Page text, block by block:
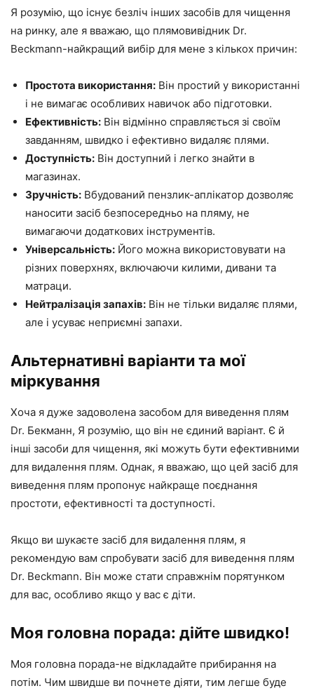
Я розумію, що існує безліч інших засобів для чищення
на ринку, але я вважаю, що плямовивідник Dr.
Beckmann-найкращий вибір для мене з кількох причин:
Простота використання: Він простий у використанні
і не вимагає особливих навичок або підготовки.
Ефективність: Він відмінно справляється зі своїм
завданням, швидко і ефективно видаляє плями.
Доступність: Він доступний і легко знайти в
магазинах.
Зручність: Вбудований пензлик-аплікатор дозволяє
наносити засіб безпосередньо на пляму, не
вимагаючи додаткових інструментів.
Універсальність: Його можна використовувати на
різних поверхнях, включаючи килими, дивани та
матраци.
Нейтралізація запахів: Він не тільки видаляє плями,
але і усуває неприємні запахи.
Альтернативні варіанти та мої
міркування
Хоча я дуже задоволена засобом для виведення плям
Dr. Бекманн, Я розумію, що він не єдиний варіант. Є й
інші засоби для чищення, які можуть бути ефективними
для видалення плям. Однак, я вважаю, що цей засіб для
виведення плям пропонує найкраще поєднання
простоти, ефективності та доступності.
Якщо ви шукаєте засіб для видалення плям, я
рекомендую вам спробувати засіб для виведення плям
Dr. Beckmann. Він може стати справжнім порятунком
для вас, особливо якщо у вас є діти.
Моя головна порада: дійте швидко!
Моя головна порада-не відкладайте прибирання на
потім. Чим швидше ви почнете діяти, тим легше буде